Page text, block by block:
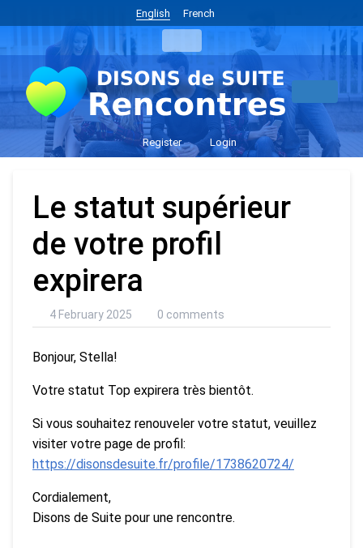
English French
Register Login
Le statut supérieur
de votre profil
expirera
4 February 2025 0 comments
Bonjour, Stella!
Votre statut Top expirera très bientôt.
Si vous souhaitez renouveler votre statut, veuillez
visiter votre page de profil:
https://disonsdesuite.fr/profile/1738620724/
Cordialement,
Disons de Suite pour une rencontre.